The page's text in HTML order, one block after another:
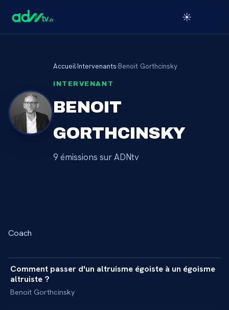
☀️
Accueil›Intervenants›Benoit Gorthcinsky
INTERVENANT
BENOIT
GORTHCINSKY
9 émissions sur ADNtv
Coach
INTERVIEW +
Comment passer d'un altruisme égoiste à un égoisme
altruiste ?
Benoit Gorthcinsky